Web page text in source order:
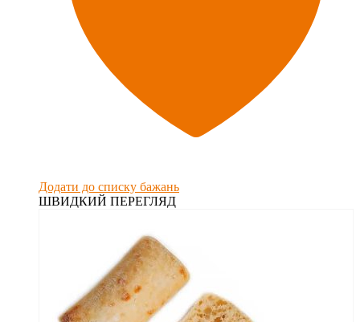
Додати до списку бажань
ШВИДКИЙ ПЕРЕГЛЯД